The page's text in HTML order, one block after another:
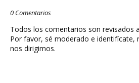
0 Comentarios
Todos los comentarios son revisados
Por favor, sé moderado e identifícate,
nos dirigimos.